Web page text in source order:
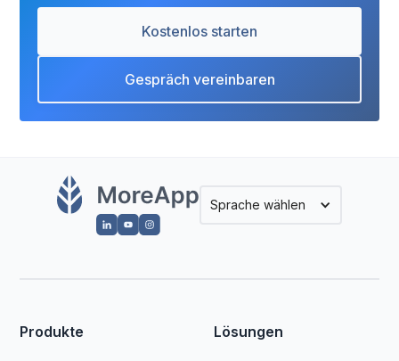
Kostenlos starten
Gespräch vereinbaren
Sprache wählen
Produkte Lösungen